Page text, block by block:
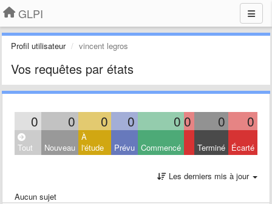
GLPI
Profil utilisateur vincent legros
Vos requêtes par états
0 0 0 0 0 0 0 0
Tout Nouveau
À
l'étude
Prévu Commencé Terminé Écarté
Les derniers mis à jour
Aucun sujet